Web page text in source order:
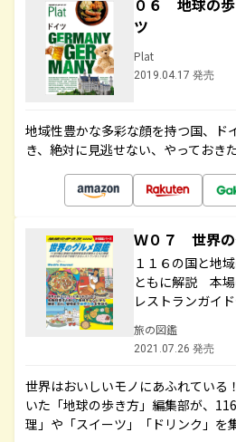
０６ 地球の
ツ
Plat
2019.04.17 発売
地域性豊かな多彩な顔を持つ国、ド
き、絶対に見逃せない、やっておき
Ｗ０７ 世界
１１６の国と地
ともに解説 本場
レストランガイド
旅の図鑑
2021.07.26 発売
世界はおいしいモノにあふれてい
いた「地球の歩き方」編集部が、
理」や「スイーツ」「ドリンク」を